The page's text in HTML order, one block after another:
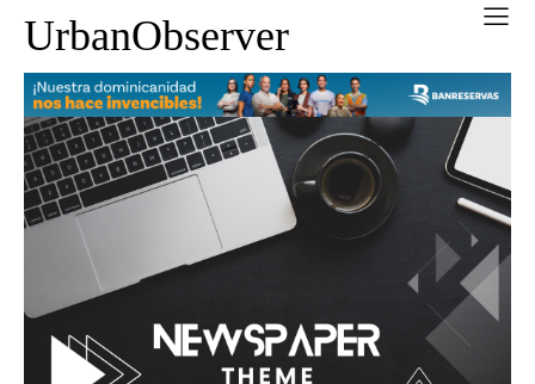
UrbanObserver